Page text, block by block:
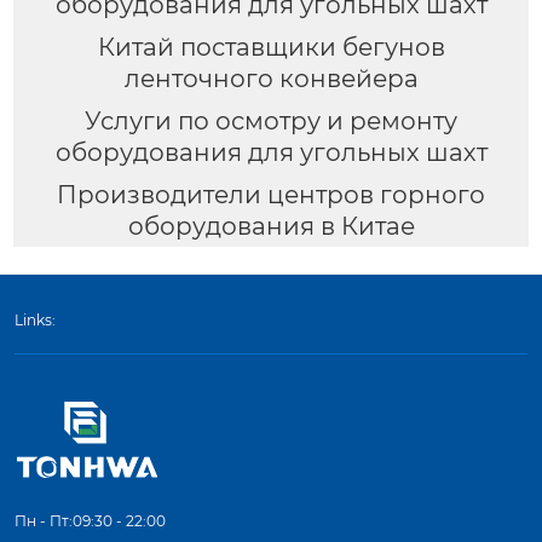
Китай поставщики бегунов
ленточного конвейера
Услуги по осмотру и ремонту
оборудования для угольных шахт
Производители центров горного
оборудования в Китае
Links:
Пн - Пт:09:30 - 22:00